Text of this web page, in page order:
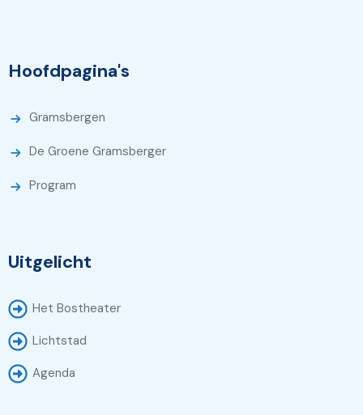
Hoofdpagina's
Gramsbergen
De Groene Gramsberger
Program
Uitgelicht
Het Bostheater
Lichtstad
Agenda